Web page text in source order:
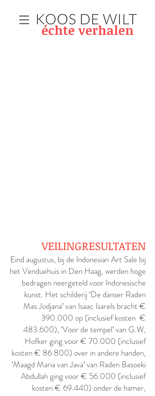
VEILINGRESULTATEN
Eind augustus, bij de Indonesian Art Sale bij
het Venduehuis in Den Haag, werden hoge
bedragen neergeteld voor Indonesische
kunst. Het schilderij ‘De danser Raden
Mas Jodjana’ van Isaac Isarels bracht €
390.000 op (inclusief kosten €
483.600), ‘Voor de tempel’ van G.W,
Hofker ging voor € 70.000 (inclusief
kosten € 86.800) over in andere handen,
‘Maagd Maria van Java’ van Raden Basoeki
Abdullah ging voor € 56.000 (inclusief
kosten € 69.440) onder de hamer,